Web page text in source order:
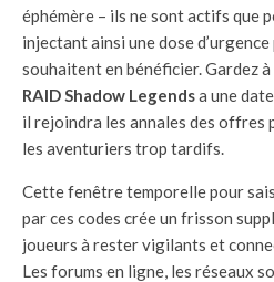
éphémère – ils ne sont actifs que
injectant ainsi une dose
souhaitent en bénéficier. Gardez à
RAID Shadow Legendsa une
il rejoindra les annales des offres
les aventuriers trop tardifs.
Cette fenêtre temporelle pour
par ces codes crée un frisson
joueurs à rester vigilants et
Les forums en ligne, les réseaux